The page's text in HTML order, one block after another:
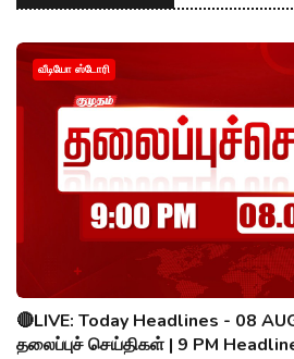
வீடியோ ஸ்டோரி
🔴LIVE: Today Headlines - 08
தலைப்புச் செய்திகள் | 9 PM